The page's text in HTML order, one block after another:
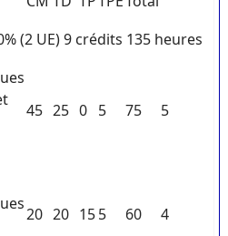
(2 UE) 9 crédits 135 heures
45 25 0 5 75 5
20 20 155 60 4